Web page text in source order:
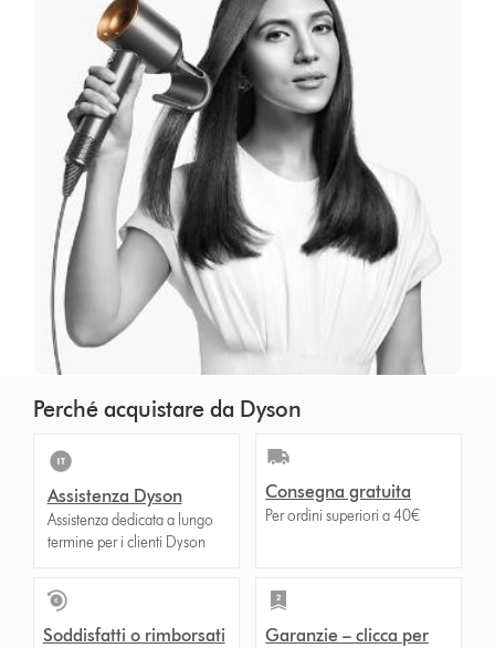
Perché acquistare da Dyson
Assistenza Dyson
Assistenza dedicata a lungo
termine per i clienti Dyson
Consegna gratuita
Per ordini superiori a 40€
Soddisfatti o rimborsati
Garanzie – clicca per